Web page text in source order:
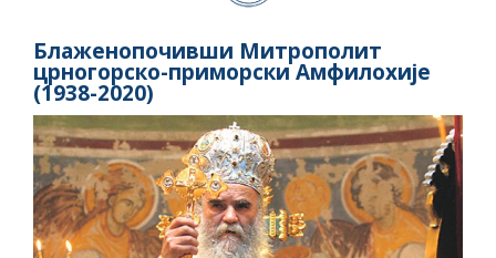
Блаженопочивши Митрополит
црногорско-приморски Амфилохије
(1938-2020)